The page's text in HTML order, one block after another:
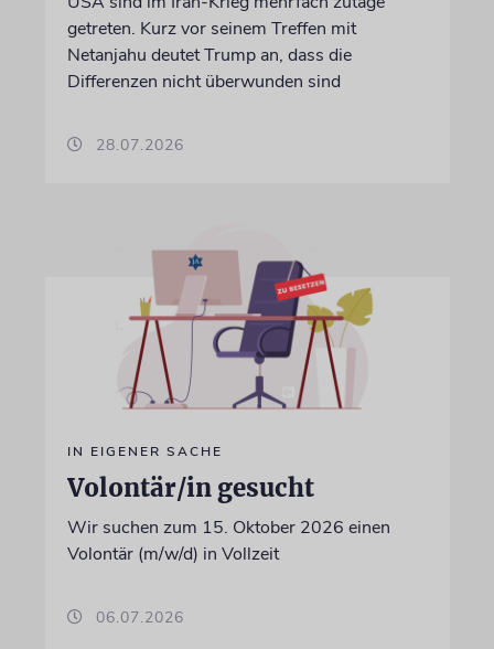
getreten. Kurz vor seinem Treffen mit
Netanjahu deutet Trump an, dass die
Differenzen nicht überwunden sind
28.07.2026
IN EIGENER SACHE
Volontär/in gesucht
Wir suchen zum 15. Oktober 2026 einen
Volontär (m/w/d) in Vollzeit
06.07.2026